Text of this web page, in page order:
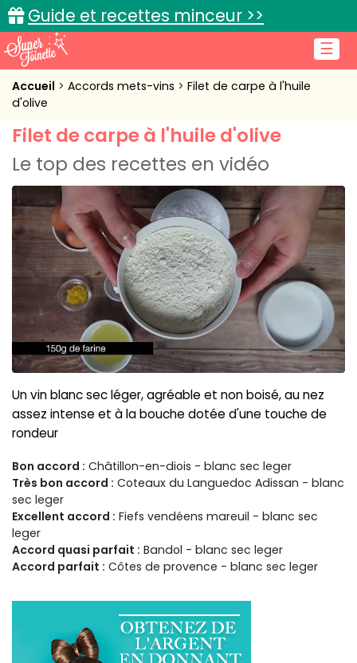
☰
Guide et recettes minceur >>
Accueil
Cuisine pratique
L'actu cuisine
Connexion
Accueil Accords mets-vins
Filet de carpe à l'huile
d'olive
Filet de carpe à l'huile d'olive
Le top des recettes en vidéo
Un vin blanc sec léger, agréable et non boisé, au nez
assez intense et à la bouche dotée d'une touche de
rondeur
Bon accord : Châtillon-en-diois - blanc sec leger
Très bon accord : Coteaux du Languedoc Adissan - blanc
sec leger
Excellent accord : Fiefs vendéens mareuil - blanc sec
leger
Accord quasi parfait : Bandol - blanc sec leger
Accord parfait : Côtes de provence - blanc sec leger